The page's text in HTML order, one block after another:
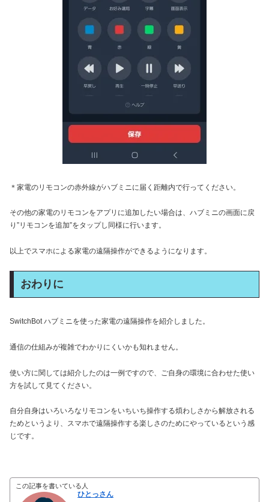
＊家電のリモコンの赤外線がハブミニに届く距離内で行ってください。
その他の家電のリモコンをアプリに追加したい場合は、ハブミニの画面に戻
り”リモコンを追加”をタップし同様に行います。
以上でスマホによる家電の遠隔操作ができるようになります。
おわりに
SwitchBot ハブミニを使った家電の遠隔操作を紹介しました。
通信の仕組みが複雑でわかりにくいかも知れません。
使い方に関しては紹介したのは一例ですので、ご自身の環境に合わせた使い
方を試して見てください。
自分自身はいろいろなリモコンをいちいち操作する煩わしさから解放される
ためというより、スマホで遠隔操作する楽しさのためにやっているという感
じです。
この記事を書いている人
ひとっさん